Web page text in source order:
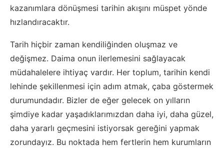
kazanımlara dönüşmesi tarihin akışını müspet yönde
hızlandıracaktır.
Tarih hiçbir zaman kendiliğinden oluşmaz ve
değişmez. Daima onun ilerlemesini sağlayacak
müdahalelere ihtiyaç vardır. Her toplum, tarihin kendi
lehinde şekillenmesi için adım atmak, çaba göstermek
durumundadır. Bizler de eğer gelecek on yılların
şimdiye kadar yaşadıklarımızdan daha iyi, daha güzel,
daha yararlı geçmesini istiyorsak gereğini yapmak
zorundayız. Bu noktada hem fertlerin hem kurumların